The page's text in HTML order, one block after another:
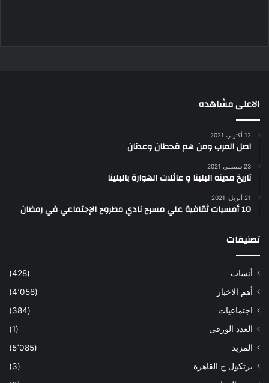
الاعلى مشاهده
12 أكتوبر، 2021
اصل العرب ومن هم قحطان وعدنان
23 سبتمبر، 2021
تاريخ مدينه البلينا و عائلات الهوارة بالبلينا
21 أبريل، 2021
10 أمسيات ثقافية علي مسرح نادي مطروح الإجتماعي في رمضان
تصنيفات
أنساب
(428)
أهم الاخبار
(4٬058)
اجتماعيات
(384)
العدد الورقى
(1)
المزيد
(5٬085)
برتكول ج القاهرة
(3)